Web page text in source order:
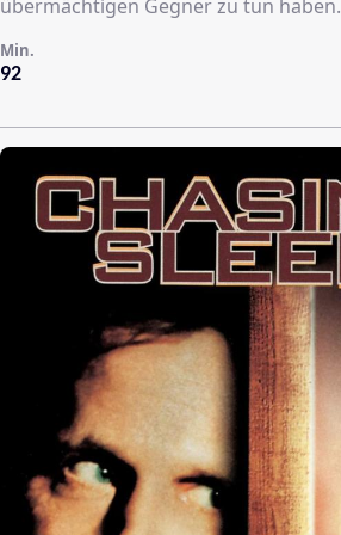
übermächtigen Gegner zu tun haben.
92
Min.